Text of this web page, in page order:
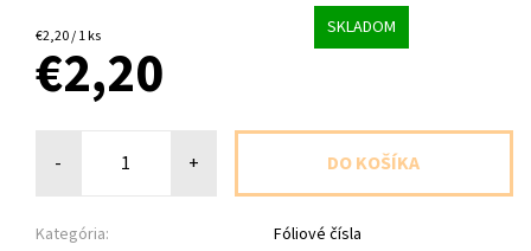
€2,20 / 1 ks SKLADOM
€2,20
- +
Kategória: Fóliové čísla